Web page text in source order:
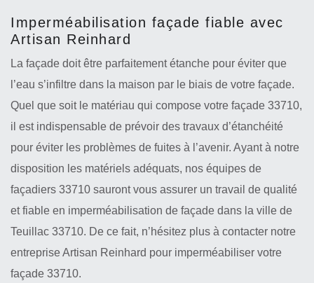
Imperméabilisation façade fiable avec
Artisan Reinhard
La façade doit être parfaitement étanche pour éviter que
l’eau s’infiltre dans la maison par le biais de votre façade.
Quel que soit le matériau qui compose votre façade 33710,
il est indispensable de prévoir des travaux d’étanchéité
pour éviter les problèmes de fuites à l’avenir. Ayant à notre
disposition les matériels adéquats, nos équipes de
façadiers 33710 sauront vous assurer un travail de qualité
et fiable en imperméabilisation de façade dans la ville de
Teuillac 33710. De ce fait, n’hésitez plus à contacter notre
entreprise Artisan Reinhard pour imperméabiliser votre
façade 33710.